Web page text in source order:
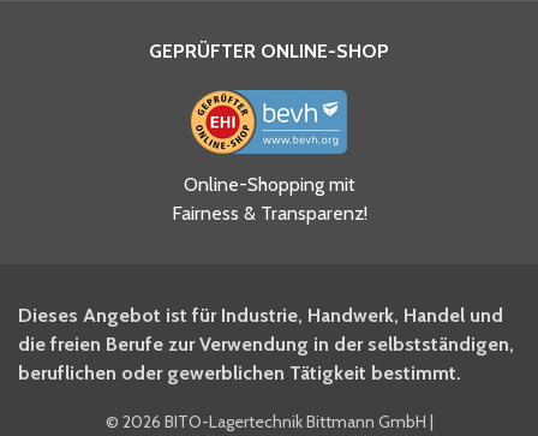
Ja, ich habe die
Datenschutzhinweise gelesen
und akzeptiere diese.
BITO Newsletter Fachwissen
Intralogistiker anmelden.
Ja, ich möchte mich für den
GEPRÜFTER ONLINE-SHOP
Online-Shopping mit
Fairness & Transparenz!
Dieses Angebot ist für Industrie, Handwerk, Handel und
die freien Berufe zur Verwendung in der selbstständigen,
beruflichen oder gewerblichen Tätigkeit bestimmt.
© 2026 BITO-Lagertechnik Bittmann GmbH |